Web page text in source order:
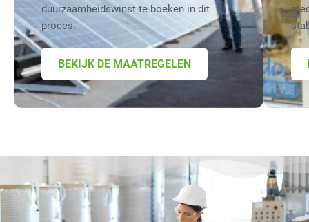
duurzaamheidswinst te boeken in dit
proces.
BEKIJK DE MAATREGELEN